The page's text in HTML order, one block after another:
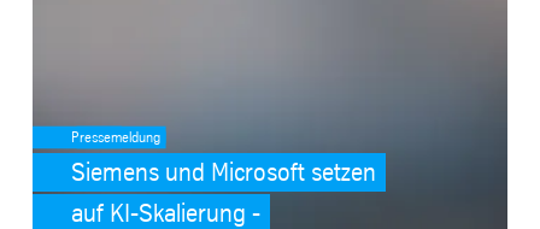
Pressemeldung
Siemens und Microsoft setzen
auf KI-Skalierung -